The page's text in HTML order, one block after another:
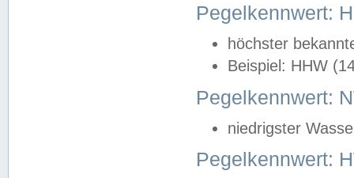
Pegelkennwert:
höchster
Beispiel: HHW
Pegelkennwert:
niedrigster
Pegelkennwert: